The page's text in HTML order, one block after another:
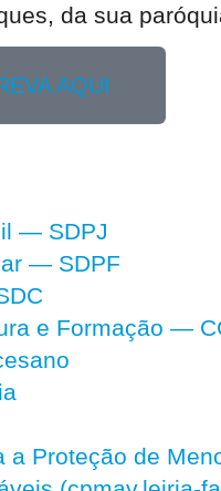
da sua
AQUI
— SDPJ
— SDPF
e Formação —
a Proteção de